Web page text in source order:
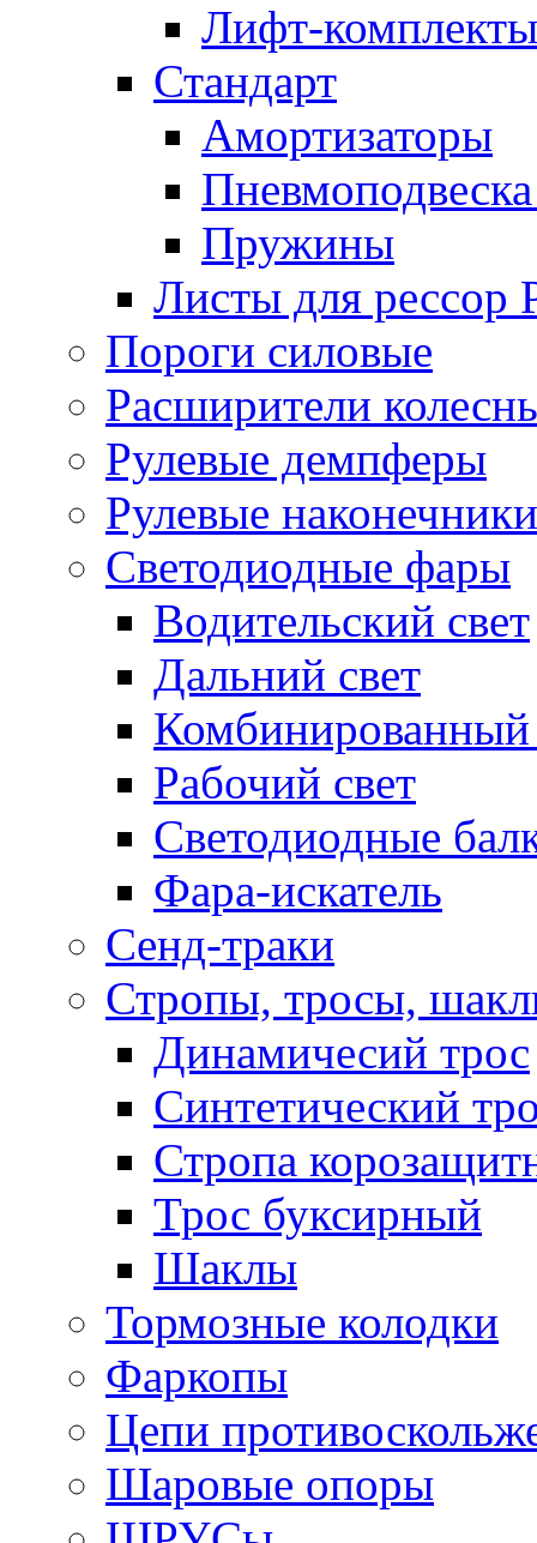
Лифт-
Стандарт
Амортизаторы
Пружины
Листы для
Пороги силовые
Расширители
Рулевые демпферы
Рулевые наконечники
Светодиодные фары
Водительский свет
Дальний свет
Комбинированный
Рабочий свет
Светодиодные
Фара-искатель
Сенд-траки
Стропы, тросы,
Динамичесий трос
Синтетический
Стропа
Трос буксирный
Шаклы
Тормозные колодки
Фаркопы
Цепи
Шаровые опоры